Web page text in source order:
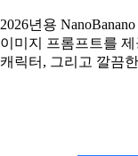
2026년용
이미지 프롬프트를
캐릭터, 그리고 깔끔